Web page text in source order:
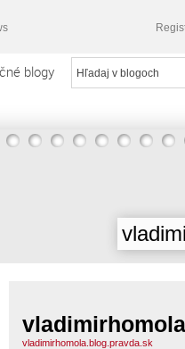
blogy
vladimirhomola
vladimirhomola.blog.pravda.sk